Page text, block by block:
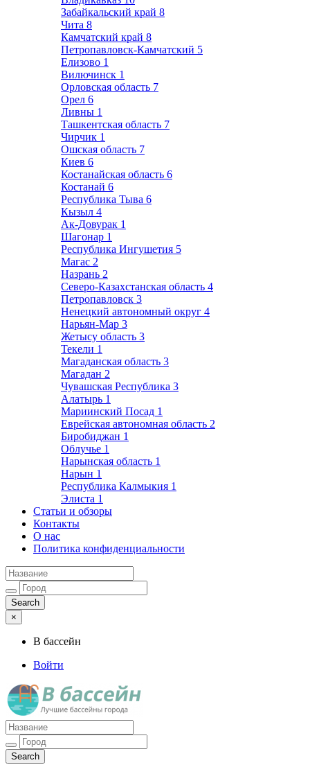
Забайкальский край 8
Чита 8
Камчатский край 8
Петропавловск-Камчатский 5
Елизово 1
Вилючинск 1
Орловская область 7
Орел 6
Ливны 1
Ташкентская область 7
Чирчик 1
Ошская область 7
Киев 6
Костанайская область 6
Костанай 6
Республика Тыва 6
Кызыл 4
Ак-Довурак 1
Шагонар 1
Республика Ингушетия 5
Магас 2
Назрань 2
Северо-Казахстанская область 4
Петропавловск 3
Ненецкий автономный округ 4
Нарьян-Мар 3
Жетысу область 3
Текели 1
Магаданская область 3
Магадан 2
Чувашская Республика 3
Алатырь 1
Мариинский Посад 1
Еврейская автономная область 2
Биробиджан 1
Облучье 1
Нарынская область 1
Нарын 1
Республика Калмыкия 1
Элиста 1
Статьи и обзоры
Контакты
О нас
Политика конфиденциальности
×
В бассейн
Войти
Лучшие бассейны города